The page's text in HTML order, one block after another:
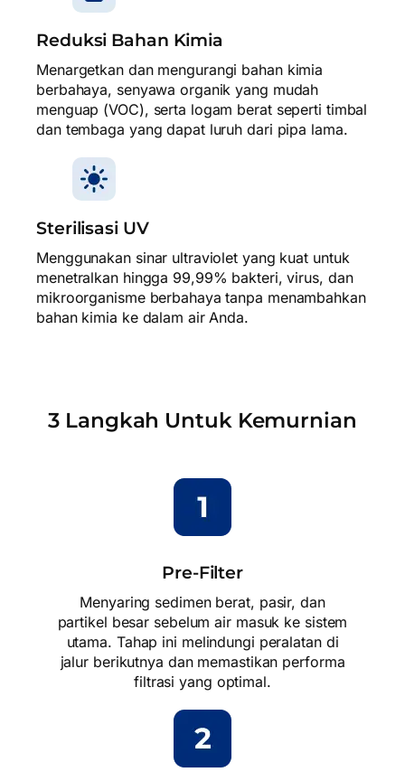
Reduksi Bahan Kimia
Menargetkan dan mengurangi bahan kimia
berbahaya, senyawa organik yang mudah
menguap (VOC), serta logam berat seperti timbal
dan tembaga yang dapat luruh dari pipa lama.
Sterilisasi UV
Menggunakan sinar ultraviolet yang kuat untuk
menetralkan hingga 99,99% bakteri, virus, dan
mikroorganisme berbahaya tanpa menambahkan
bahan kimia ke dalam air Anda.
3 Langkah Untuk Kemurnian
Pre-Filter
Menyaring sedimen berat, pasir, dan
partikel besar sebelum air masuk ke sistem
utama. Tahap ini melindungi peralatan di
jalur berikutnya dan memastikan performa
filtrasi yang optimal.